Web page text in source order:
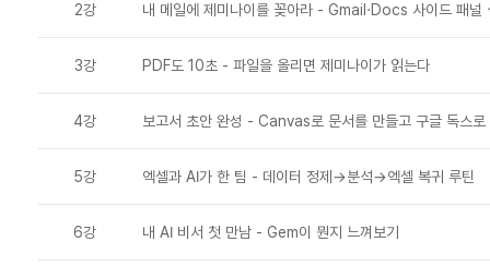
2강 내 메일에 제미나이를 꽂아라 - Gmail·Docs 사이드 패널
3강 PDF도 10초 - 파일을 올리면 제미나이가 읽는다
4강 보고서 초안 완성 - Canvas로 문서를 만들고 구글 독스로
5강 엑셀과 AI가 한 팀 - 데이터 정제→분석→엑셀 복귀 루틴
6강 내 AI 비서 첫 만남 - Gem이 뭔지 느껴보기